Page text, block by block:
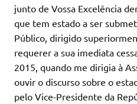
junto de Vossa Excelência
que tem estado a ser
Público, dirigido
requerer a sua imediata
2015, quando me dirigia à
ouvir o discurso sobre o
pelo Vice-Presidente da